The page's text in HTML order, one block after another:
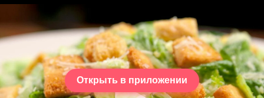
Открыть в приложении